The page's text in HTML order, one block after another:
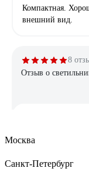
Компактная.
внешний вид.
8
Отзыв о
че за колхоз в
Москва
Санкт-Петербург